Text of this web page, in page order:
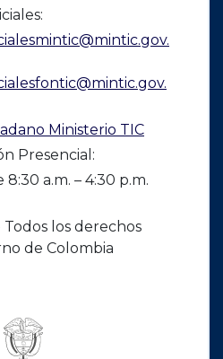
Ministerio TIC
Presencial:
a.m. – 4:30 p.m.
los derechos
de Colombia